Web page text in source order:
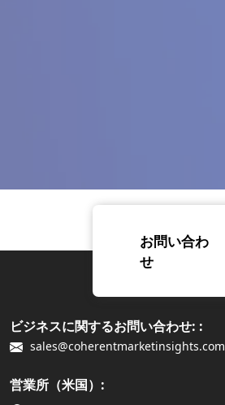
お問い合わ
せ
ビジネスに関するお問い合わせ: :
sales@coherentmarketinsights.com
営業所（米国）: